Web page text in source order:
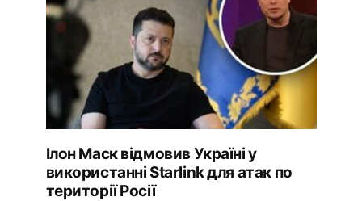
Ілон Маск відмовив Україні у
використанні Starlink для атак по
території Росії